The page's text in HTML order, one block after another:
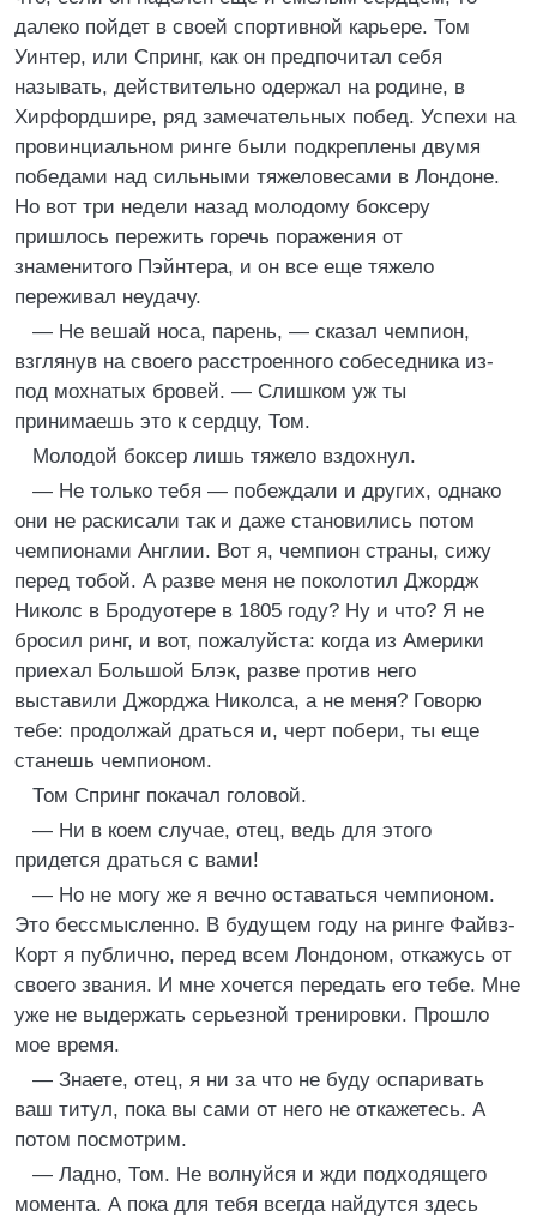
далеко пойдет в своей спортивной карьере. Том
Уинтер, или Спринг, как он предпочитал себя
называть, действительно одержал на родине, в
Хирфордшире, ряд замечательных побед. Успехи на
провинциальном ринге были подкреплены двумя
победами над сильными тяжеловесами в Лондоне.
Но вот три недели назад молодому боксеру
пришлось пережить горечь поражения от
знаменитого Пэйнтера, и он все еще тяжело
переживал неудачу.
— Не вешай носа, парень, — сказал чемпион,
взглянув на своего расстроенного собеседника из-
под мохнатых бровей. — Слишком уж ты
принимаешь это к сердцу, Том.
Молодой боксер лишь тяжело вздохнул.
— Не только тебя — побеждали и других, однако
они не раскисали так и даже становились потом
чемпионами Англии. Вот я, чемпион страны, сижу
перед тобой. А разве меня не поколотил Джордж
Николс в Бродуотере в 1805 году? Ну и что? Я не
бросил ринг, и вот, пожалуйста: когда из Америки
приехал Большой Блэк, разве против него
выставили Джорджа Николса, а не меня? Говорю
тебе: продолжай драться и, черт побери, ты еще
станешь чемпионом.
Том Спринг покачал головой.
— Ни в коем случае, отец, ведь для этого
придется драться с вами!
— Но не могу же я вечно оставаться чемпионом.
Это бессмысленно. В будущем году на ринге Файвз-
Корт я публично, перед всем Лондоном, откажусь от
своего звания. И мне хочется передать его тебе. Мне
уже не выдержать серьезной тренировки. Прошло
мое время.
— Знаете, отец, я ни за что не буду оспаривать
ваш титул, пока вы сами от него не откажетесь. А
потом посмотрим.
— Ладно, Том. Не волнуйся и жди подходящего
момента. А пока для тебя всегда найдутся здесь